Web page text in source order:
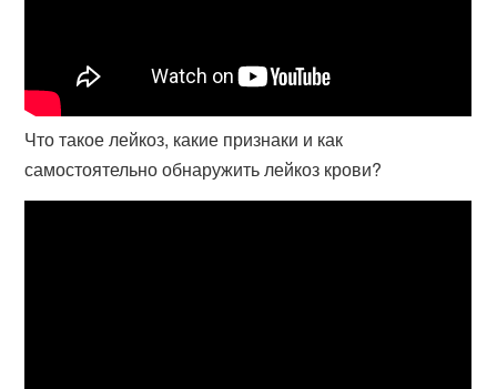
Что такое лейкоз, какие признаки и как
самостоятельно обнаружить лейкоз крови?